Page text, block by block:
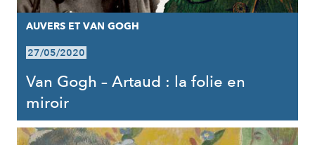
AUVERS ET VAN GOGH
27/05/2020
Van Gogh – Artaud : la folie en
miroir